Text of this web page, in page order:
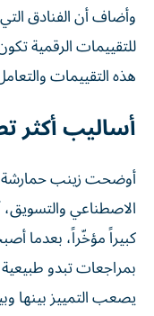
وأضاف أن الفنادق
للتقييمات الرقمية
هذه التقييمات
أساليب أكثر
أوضحت زينب حمارشة
الاصطناعي
كبيراً مؤخّراً، بعدما
بمراجعات تبدو
يصعب التمييز بينها